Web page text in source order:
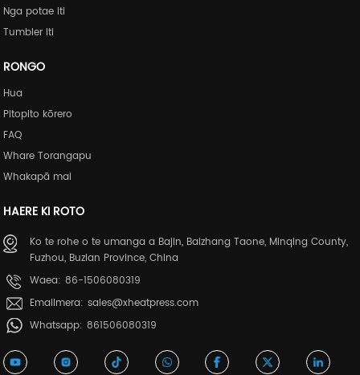
Nga potae iti
Tumbler iti
RONGO
Hua
Pitopito kōrero
FAQ
Whare Torangapu
Whakapā mai
HAERE KI ROTO
Ko te rohe o te umanga a Bajin, Baizhang Taone, Minqing County,
Fuzhou, Buzian Province, China
Waea: 86-1506080319
Emailmera: sales@xheatpress.com
Whatsapp: 861506080319